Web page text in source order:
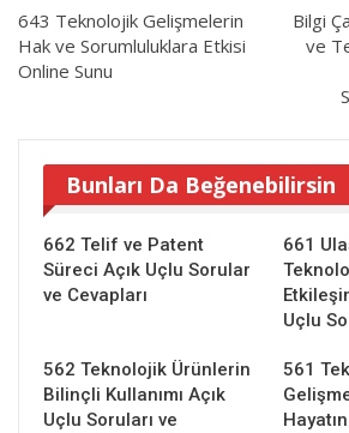
643 Teknolojik Gelişmelerin
Hak ve Sorumluluklara Etkisi
Online Sunu
Bilgi
ve
Bunları Da Beğenebilirsin
662 Telif ve Patent
Süreci Açık Uçlu Sorular
ve Cevapları
661
Uçlu
562 Teknolojik Ürünlerin
Bilinçli Kullanımı Açık
Uçlu Soruları ve
561